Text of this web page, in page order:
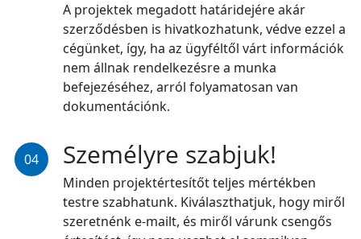
A projektek megadott határidejére akár
szerződésben is hivatkozhatunk, védve ezzel a
cégünket, így, ha az ügyféltől várt információk
nem állnak rendelkezésre a munka
befejezéséhez, arról folyamatosan van
dokumentációnk.
04 Személyre szabjuk!
Minden projektértesítőt teljes mértékben
testre szabhatunk. Kiválaszthatjuk, hogy miről
szeretnénk e-mailt, és miről várunk csengős